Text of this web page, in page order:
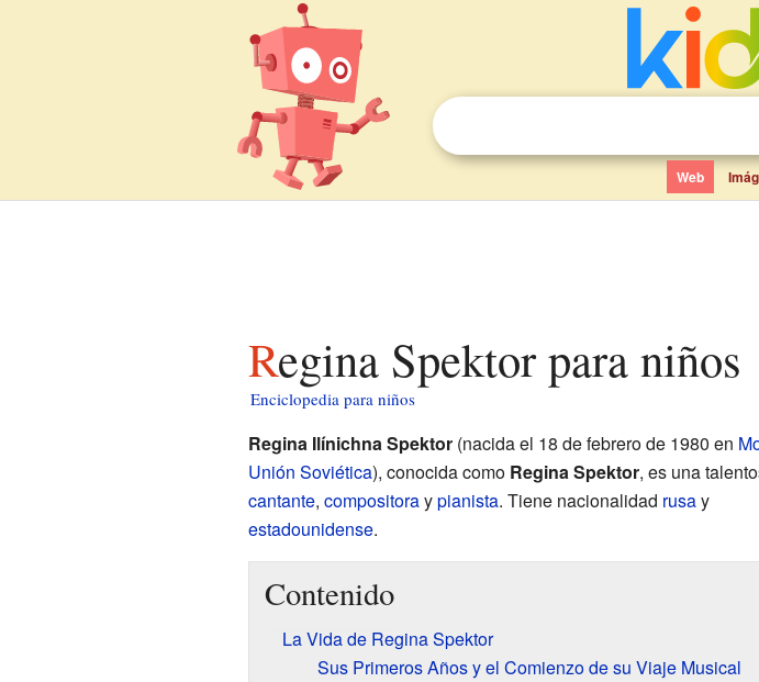
Web
Regina Spektor para niños
Enciclopedia para niños
Regina Ilínichna Spektor(nacida el 18 de febrero de 1980 en
Unión Soviética), conocida como Regina Spektor, es una
cantante, compositoraypianista. Tiene nacionalidad rusay
estadounidense.
Contenido
La Vida de Regina Spektor
Sus Primeros Años y el Comienzo de su Viaje Musical